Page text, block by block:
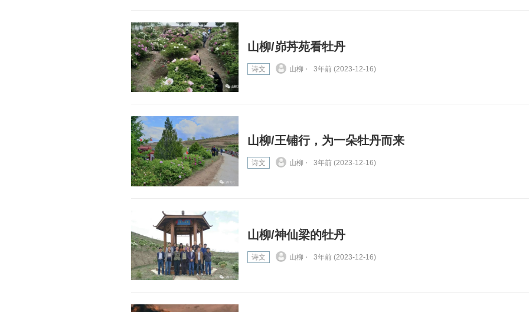
山柳/峁䒟苑看牡丹
诗文 山柳 ⋅ 3年前 (2023-12-16)
山柳/王铺行，为一朵牡丹而来
诗文 山柳 ⋅ 3年前 (2023-12-16)
山柳/神仙梁的牡丹
诗文 山柳 ⋅ 3年前 (2023-12-16)